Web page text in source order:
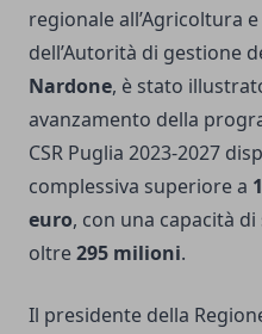
regionale all’Agricoltura
dell’Autorità di gestione
Nardone, è stato
avanzamento della
CSR Puglia 2023-2027
complessiva superiore a
euro, con una capacità
oltre295 milioni.
Il presidente della